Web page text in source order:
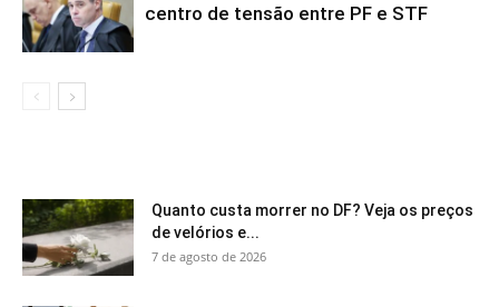
centro de tensão entre PF e STF
Quanto custa morrer no DF? Veja os preços
de velórios e...
7 de agosto de 2026